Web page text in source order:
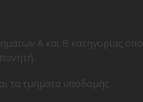
Α και Β κατηγορίας
τα τμήματα υποδομής.